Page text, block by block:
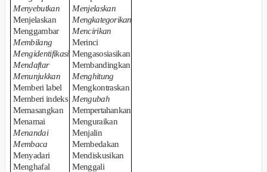
Menyebutkan
Menjelaskan
Menggambar
Membilang
Mengidentifikasi
Mendaftar
Menunjukkan
Memberi label
Memberi indeks
Memasangkan
Menamai
Menandai
Membaca
Menyadari
Menghafal
Menjelaskan
Mengkategorikan
Mencirikan
Merinci
Mengasosiasikan
Membandingkan
Menghitung
Mengkontraskan
Mengubah
Mempertahankan
Menguraikan
Menjalin
Membedakan
Mendiskusikan
Menggali